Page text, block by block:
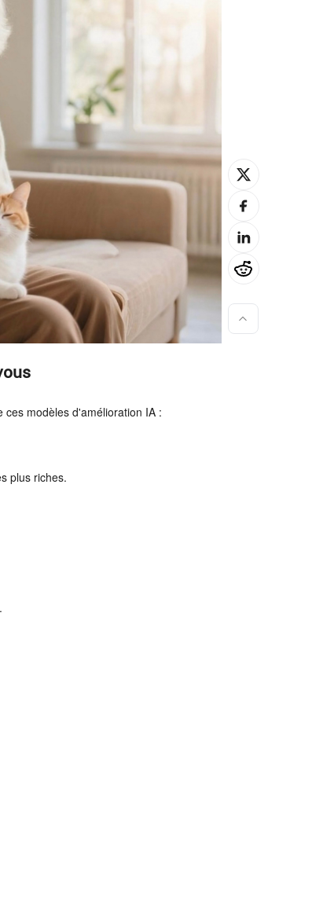
ces modèles d'amélioration IA :
plus riches.